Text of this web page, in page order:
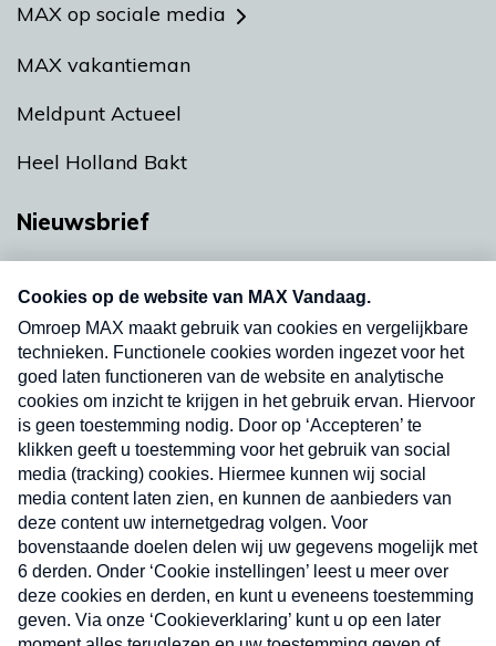
MAX op sociale media
MAX vakantieman
Meldpunt Actueel
Heel Holland Bakt
Nieuwsbrief
Neem hier een gratis abonnement op onze
nieuwsbrief. Elke vrijdag- en dinsdagochtend in
uw mailbox.
Verzend
Nieuwsbrief
Neem hier een gratis abonnement op onze